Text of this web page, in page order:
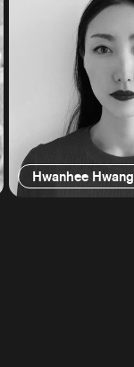
Hwanhee Hwang